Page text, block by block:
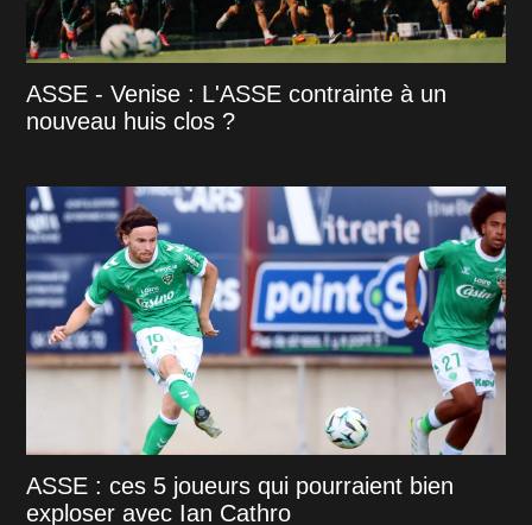
ASSE - Venise : L'ASSE contrainte à un
nouveau huis clos ?
ASSE : ces 5 joueurs qui pourraient bien
exploser avec Ian Cathro